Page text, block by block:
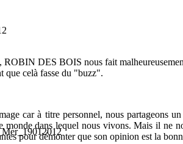
ROBIN DES BOIS nous fait
que celà fasse du "buzz".
car à titre personnel, nous partageons
monde dans lequel nous vivons. Mais il ne
pour démonter que son opinion est la